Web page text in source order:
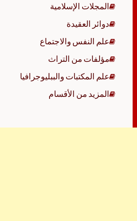
المجلات الإسلامية
دوائر العقيدة
علم النفس والاجتماع
مؤلفات من التراث
علم المكتبات والببليوجرافيا
المزيد من الأقسام